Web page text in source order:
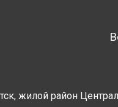
жилой район